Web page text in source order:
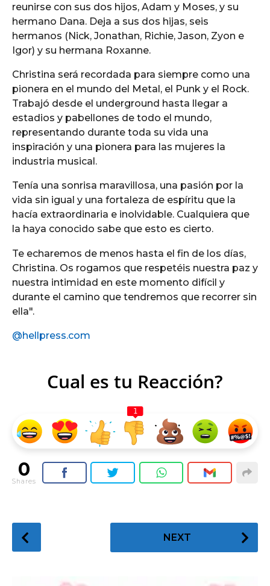
reunirse con sus dos hijos, Adam y Moses, y su
hermano Dana. Deja a sus dos hijas, seis
hermanos (Nick, Jonathan, Richie, Jason, Zyon e
Igor) y su hermana Roxanne.
Christina será recordada para siempre como una
pionera en el mundo del Metal, el Punk y el Rock.
Trabajó desde el underground hasta llegar a
estadios y pabellones de todo el mundo,
representando durante toda su vida una
inspiración y una pionera para las mujeres la
industria musical.
Tenía una sonrisa maravillosa, una pasión por la
vida sin igual y una fortaleza de espíritu que la
hacía extraordinaria e inolvidable. Cualquiera que
la haya conocido sabe que esto es cierto.
Te echaremos de menos hasta el fin de los días,
Christina. Os rogamos que respetéis nuestra paz y
nuestra intimidad en este momento difícil y
durante el camino que tendremos que recorrer sin
ella".
@hellpress.com
Cual es tu Reacción?
1
0
Shares
o
NEXT